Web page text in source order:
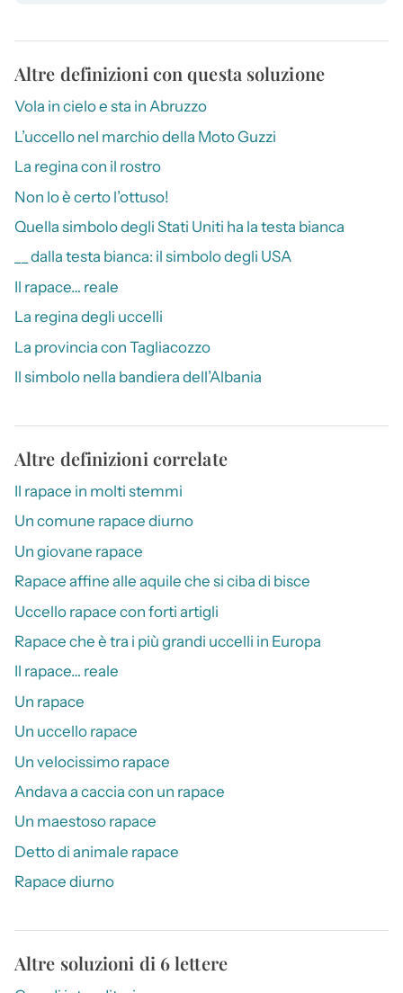
Altre definizioni con questa soluzione
Vola in cielo e sta in Abruzzo
L’uccello nel marchio della Moto Guzzi
La regina con il rostro
Non lo è certo l’ottuso!
Quella simbolo degli Stati Uniti ha la testa bianca
__ dalla testa bianca: il simbolo degli USA
Il rapace… reale
La regina degli uccelli
La provincia con Tagliacozzo
Il simbolo nella bandiera dell’Albania
Altre definizioni correlate
Il rapace in molti stemmi
Un comune rapace diurno
Un giovane rapace
Rapace affine alle aquile che si ciba di bisce
Uccello rapace con forti artigli
Rapace che è tra i più grandi uccelli in Europa
Il rapace… reale
Un rapace
Un uccello rapace
Un velocissimo rapace
Andava a caccia con un rapace
Un maestoso rapace
Detto di animale rapace
Rapace diurno
Altre soluzioni di 6 lettere